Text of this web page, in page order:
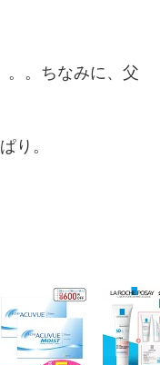
。。ちなみに、父
り。